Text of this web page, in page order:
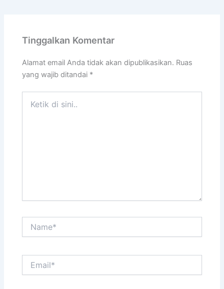
Tinggalkan Komentar
Alamat email Anda tidak akan dipublikasikan. Ruas
yang wajib ditandai *